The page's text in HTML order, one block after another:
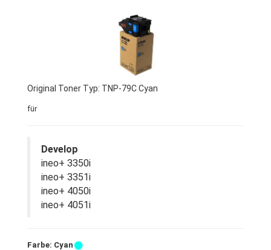
Original Toner Typ: TNP-79C Cyan
für
Develop
ineo+ 3350i
ineo+ 3351i
ineo+ 4050i
ineo+ 4051i
Farbe: Cyan